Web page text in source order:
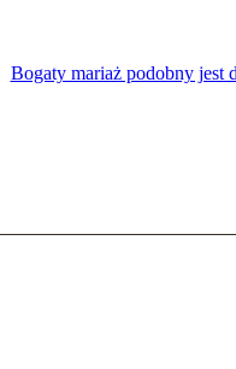
Bogaty mariaż podobny jest